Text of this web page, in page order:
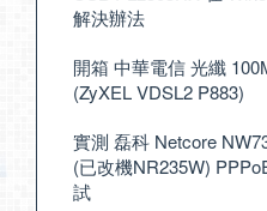
解決辦法
開箱 中華電信 光纖
(ZyXEL VDSL2 P883)
實測 磊科 Netcore
(已改機NR235W)
試